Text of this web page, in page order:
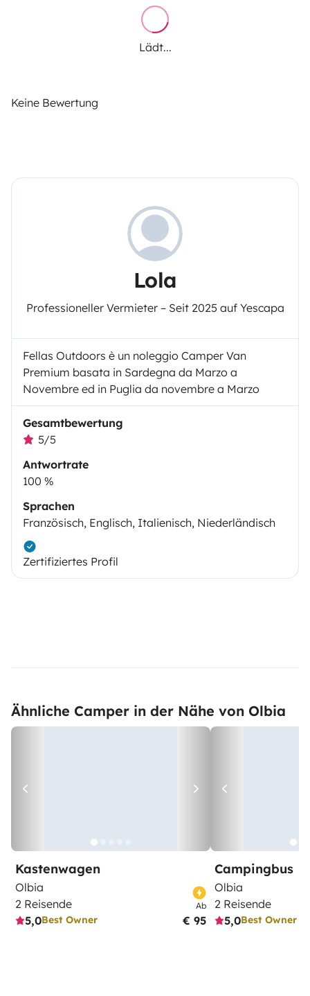
Lädt...
Keine Bewertung
Lola
Professioneller Vermieter – Seit 2025 auf Yescapa
Fellas Outdoors è un noleggio Camper Van
Premium basata in Sardegna da Marzo a
Novembre ed in Puglia da novembre a Marzo
Gesamtbewertung
5/5
Antwortrate
100 %
Sprachen
Französisch, Englisch, Italienisch, Niederländisch
Zertifiziertes Profil
Ähnliche Camper in der Nähe von Olbia
Kastenwagen
Olbia
2 Reisende
5,0Best Owner
Ab
€ 95
Campingbus
Olbia
2 Reisende
5,0Best Owner